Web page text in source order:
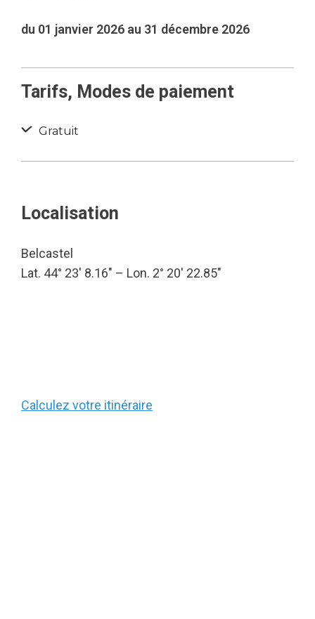
du 01 janvier 2026 au 31 décembre 2026
Tarifs, Modes de paiement
Gratuit
Localisation
Belcastel
Lat. 44° 23′ 8.16″ – Lon. 2° 20′ 22.85″
Calculez votre itinéraire